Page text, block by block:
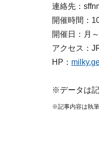
連絡先：
開催時間：
開催日：月
アクセス：
HP：
※データは記
※記事内容は執